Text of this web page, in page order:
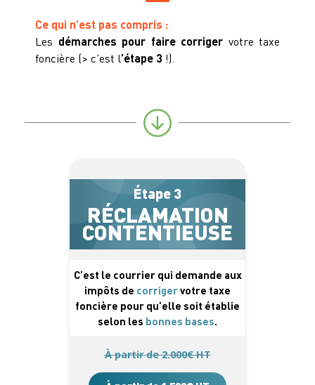
Ce qui n’est pas compris :
Les démarches pour faire corriger votre taxe
foncière (> c’est l’étape 3 !).
Étape 3
RÉCLAMATION
CONTENTIEUSE
C’est le courrier qui demande aux
impôts de corrigervotre taxe
foncière pour qu’elle soit établie
selon les bonnes bases.
À partir de 2.000€ HT